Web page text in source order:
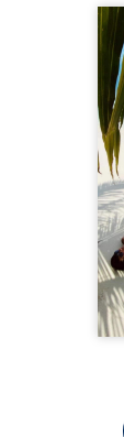
Au
eux,